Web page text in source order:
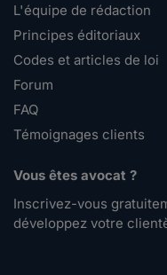
L'équipe de rédaction
Principes éditoriaux
Codes et articles de loi
Forum
FAQ
Témoignages clients
Vous êtes avocat ?
Inscrivez-vous
développez votre